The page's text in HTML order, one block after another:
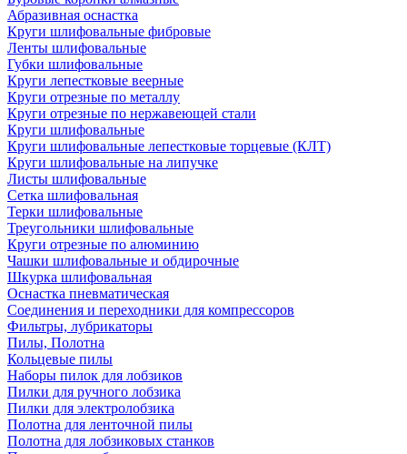
Абразивная оснастка
Круги шлифовальные фибровые
Ленты шлифовальные
Губки шлифовальные
Круги лепестковые веерные
Круги отрезные по металлу
Круги отрезные по нержавеющей стали
Круги шлифовальные
Круги шлифовальные лепестковые торцевые (КЛТ)
Круги шлифовальные на липучке
Листы шлифовальные
Сетка шлифовальная
Терки шлифовальные
Треугольники шлифовальные
Круги отрезные по алюминию
Чашки шлифовальные и обдирочные
Шкурка шлифовальная
Оснастка пневматическая
Соединения и переходники для компрессоров
Фильтры, лубрикаторы
Пилы, Полотна
Кольцевые пилы
Наборы пилок для лобзиков
Пилки для ручного лобзика
Пилки для электролобзика
Полотна для ленточной пилы
Полотна для лобзиковых станков